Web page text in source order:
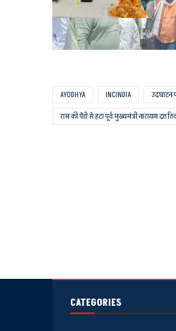
AYODHYA INCINDIA उदघाटन
राम की पैडी से हटा पूर्व मुख्यमंत्री नारायण दत्त
CATEGORIES